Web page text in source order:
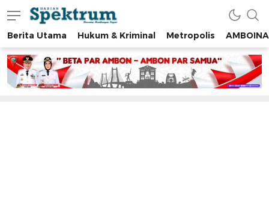
spektrumonline.com
Berita Utama Hukum & Kriminal Metropolis AMBOINA